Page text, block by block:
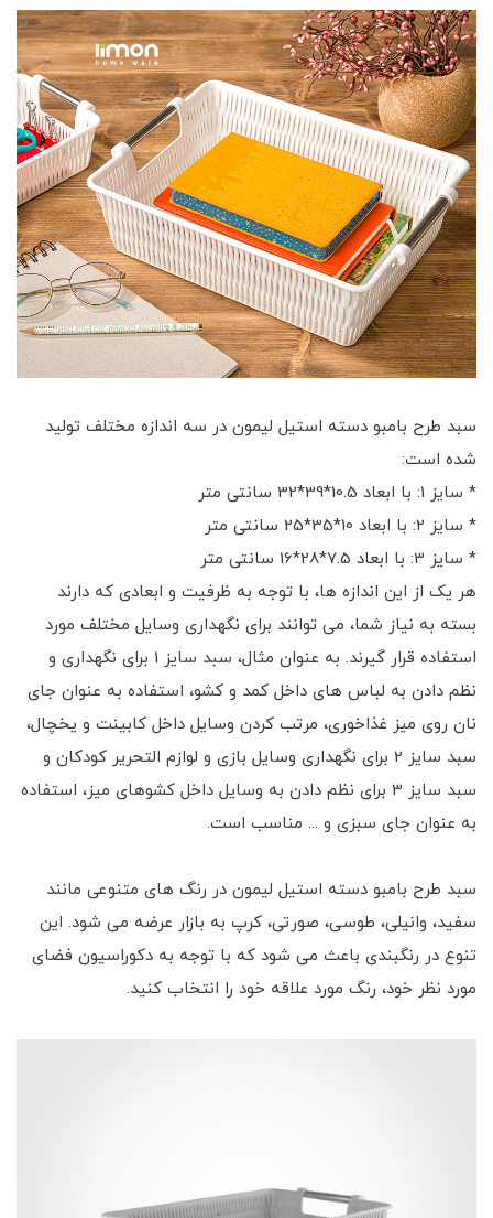
سبد طرح بامبو دسته استیل لیمون در سه اندازه مختلف تولید
شده است:
* سایز 1: با ابعاد 10.5*39*32 سانتی متر
* سایز 2: با ابعاد 10*35*25 سانتی متر
* سایز 3: با ابعاد 7.5*28*16 سانتی متر
هر یک از این اندازه ها، با توجه به ظرفیت و ابعادی که دارند
بسته به نیاز شما، می توانند برای نگهداری وسایل مختلف مورد
استفاده قرار گیرند. به عنوان مثال، سبد سایز 1 برای نگهداری و
نظم دادن به لباس های داخل کمد و کشو، استفاده به عنوان جای
نان روی میز غذاخوری، مرتب کردن وسایل داخل کابینت و یخچال،
سبد سایز 2 برای نگهداری وسایل بازی و لوازم التحریر کودکان و
سبد سایز 3 برای نظم دادن به وسایل داخل کشوهای میز، استفاده
به عنوان جای سبزی و ... مناسب است.
سبد طرح بامبو دسته استیل لیمون در رنگ های متنوعی مانند
سفید، وانیلی، طوسی، صورتی، کرپ به بازار عرضه می شود. این
تنوع در رنگبندی باعث می شود که با توجه به دکوراسیون فضای
مورد نظر خود، رنگ مورد علاقه خود را انتخاب کنید.